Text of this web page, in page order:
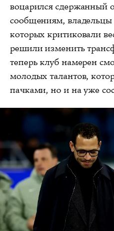
воцарился сдержанный
сообщениям, владельцы
которых критиковали
решили изменить
теперь клуб намерен
молодых талантов,
пачками, но и на уже